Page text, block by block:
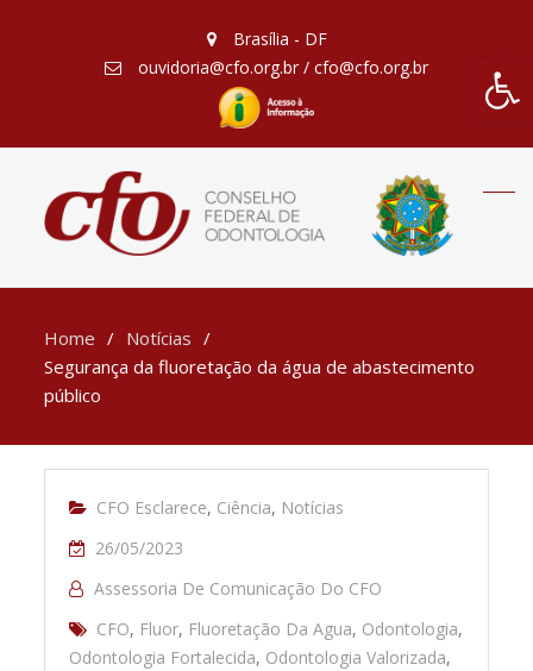
Barra
Brasília - DF
ouvidoria@cfo.org.br / cfo@cfo.org.br
Home
Notícias
Segurança da fluoretação da água de abastecimento
público
CFO Esclarece, Ciência, Notícias
26/05/2023
Assessoria De Comunicação Do CFO
CFO, Fluor, Fluoretação Da Agua, Odontologia,
Odontologia Fortalecida, Odontologia Valorizada,